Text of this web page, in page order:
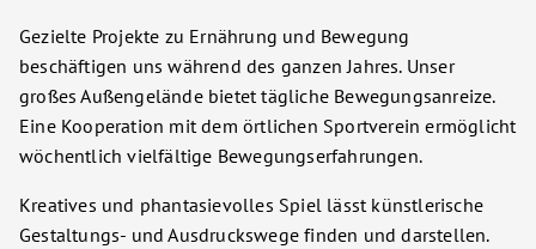
Gezielte Projekte zu Ernährung und Bewegung
beschäftigen uns während des ganzen Jahres. Unser
großes Außengelände bietet tägliche Bewegungsanreize.
Eine Kooperation mit dem örtlichen Sportverein ermöglicht
wöchentlich vielfältige Bewegungserfahrungen.
Kreatives und phantasievolles Spiel lässt künstlerische
Gestaltungs- und Ausdruckswege finden und darstellen.